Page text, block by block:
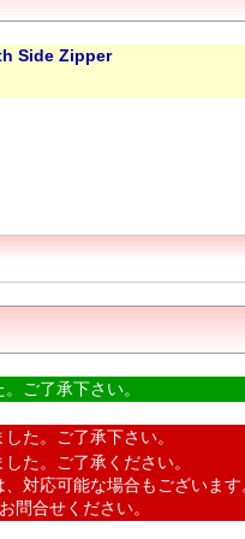
Side Zipper
ご了承下さい。
た。ご了承下さい。
た。ご了承ください。
対応可能な場合もございます
問合せください。